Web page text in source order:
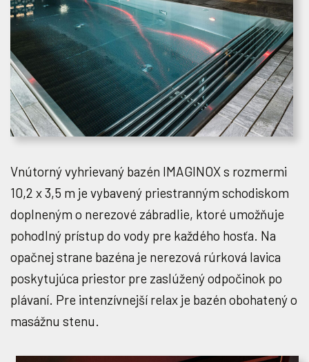
Vnútorný vyhrievaný bazén IMAGINOX s rozmermi
10,2 x 3,5 m je vybavený priestranným schodiskom
doplneným o nerezové zábradlie, ktoré umožňuje
pohodlný prístup do vody pre každého hosťa. Na
opačnej strane bazéna je nerezová rúrková lavica
poskytujúca priestor pre zaslúžený odpočinok po
plávaní. Pre intenzívnejší relax je bazén obohatený o
masážnu stenu.